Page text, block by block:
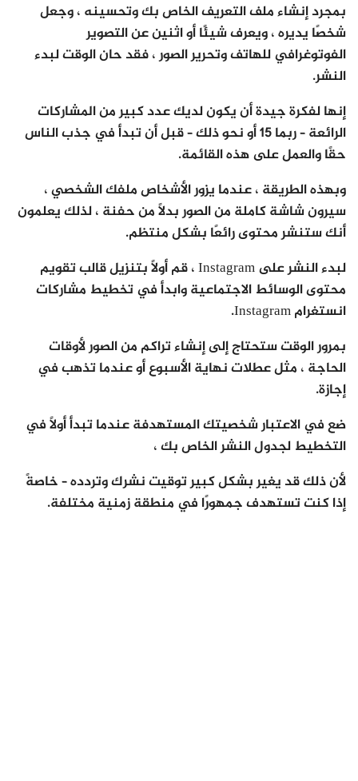
بمجرد إنشاء ملف التعريف الخاص بك وتحسينه ، وجعل
شخصًا يديره ، ويعرف شيئًا أو اثنين عن التصوير
الفوتوغرافي للهاتف وتحرير الصور ، فقد حان الوقت لبدء
النشر.
إنها لفكرة جيدة أن يكون لديك عدد كبير من المشاركات
الرائعة – ربما 15 أو نحو ذلك – قبل أن تبدأ في جذب الناس
حقًا والعمل على هذه القائمة.
وبهذه الطريقة ، عندما يزور الأشخاص ملفك الشخصي ،
سيرون شاشة كاملة من الصور بدلاً من حفنة ، لذلك يعلمون
أنك ستنشر محتوى رائعًا بشكل منتظم.
لبدء النشر على Instagram ، قم أولاً بتنزيل قالب تقويم
محتوى الوسائط الاجتماعية وابدأ في تخطيط مشاركات
انستغرام Instagram.
بمرور الوقت ستحتاج إلى إنشاء تراكم من الصور لأوقات
الحاجة ، مثل عطلات نهاية الأسبوع أو عندما تذهب في
إجازة.
ضع في الاعتبار شخصيتك المستهدفة عندما تبدأ أولاً في
التخطيط لجدول النشر الخاص بك ،
لأن ذلك قد يغير بشكل كبير توقيت نشرك وتردده – خاصةً
إذا كنت تستهدف جمهورًا في منطقة زمنية مختلفة.